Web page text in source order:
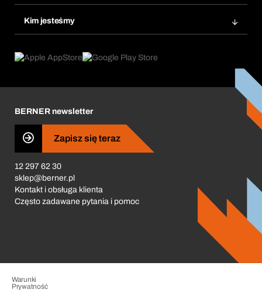
Zamówienia cykliczne
Najczęściej zadawane pytania
Chemiczna baza danych
eProcurement
Doradca produktowy
Kim jesteśmy
Co nas napędza
Business Conduct
BERNER newsletter
Zapisz się teraz
12 297 62 30
sklep@berner.pl
Kontakt i obsługa klienta
Często zadawane pytania i pomoc
Warunki
Prywatność